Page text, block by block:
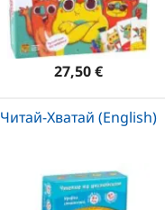
27,50 €
Читай-Хватай (English)